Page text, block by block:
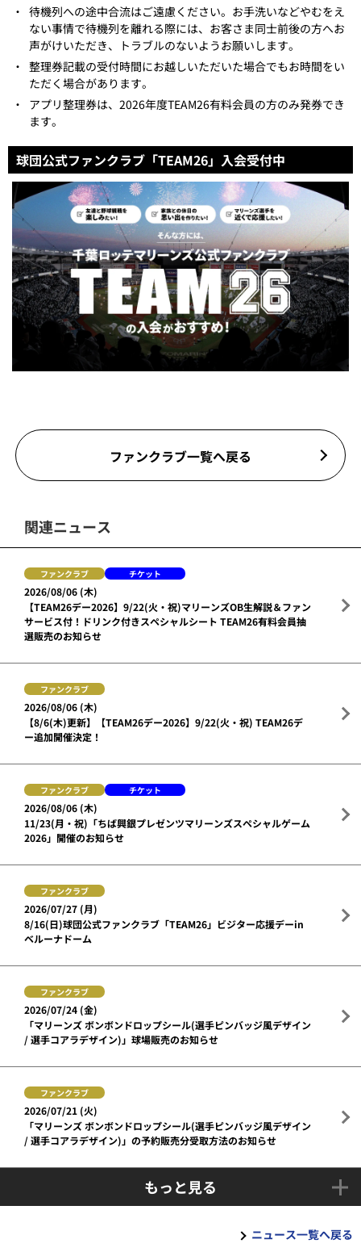
・ 待機列への途中合流はご遠慮ください。お手洗いなどやむをえ
ない事情で待機列を離れる際には、お客さま同士前後の方へお
声がけいただき、トラブルのないようお願いします。
・ 整理券記載の受付時間にお越しいただいた場合でもお時間をい
ただく場合があります。
・
アプリ整理券は、2026年度TEAM26有料会員の方のみ発券でき
ます。
球団公式ファンクラブ「TEAM26」入会受付中
ファンクラブ一覧へ戻る
関連ニュース
ファンクラブ チケット
2026/08/06 (木)
【TEAM26デー2026】9/22(火・祝)マリーンズOB生解説＆ファン
サービス付！ドリンク付きスペシャルシート TEAM26有料会員抽
選販売のお知らせ
ファンクラブ
2026/08/06 (木)
【8/6(木)更新】【TEAM26デー2026】9/22(火・祝) TEAM26デ
ー追加開催決定！
ファンクラブ チケット
2026/08/06 (木)
11/23(月・祝)「ちば興銀プレゼンツマリーンズスペシャルゲーム
2026」開催のお知らせ
ファンクラブ
2026/07/27 (月)
8/16(日)球団公式ファンクラブ「TEAM26」ビジター応援デーin
ベルーナドーム
ファンクラブ
2026/07/24 (金)
「マリーンズ ボンボンドロップシール(選手ピンバッジ風デザイン
/ 選手コアラデザイン)」球場販売のお知らせ
ファンクラブ
2026/07/21 (火)
「マリーンズ ボンボンドロップシール(選手ピンバッジ風デザイン
/ 選手コアラデザイン)」の予約販売分受取方法のお知らせ
もっと見る
ニュース一覧へ戻る